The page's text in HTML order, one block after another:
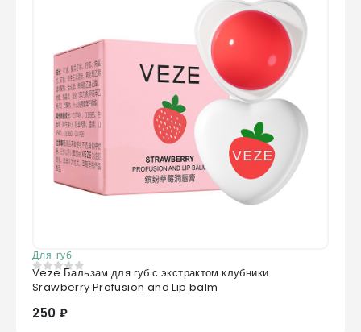
Для губ
0 из 5
Veze Бальзам для губ с экстрактом клубники
Srawberry Profusion and Lip balm
250 ₽